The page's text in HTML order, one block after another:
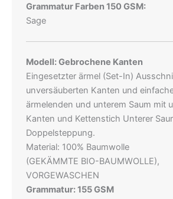
Grammatur Farben 150 GSM:
Sage
Modell: Gebrochene Kanten
Eingesetzter ärmel (Set-In)
unversäuberten Kanten und
ärmelenden und unterem Saum mit
Kanten und Kettenstich Unterer
Doppelsteppung.
Material: 100% Baumwolle
(GEKÄMMTE BIO-BAUMWOLLE),
VORGEWASCHEN
Grammatur: 155 GSM